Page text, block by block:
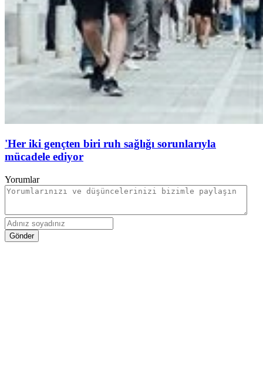
'Her iki gençten biri ruh sağlığı sorunlarıyla
mücadele ediyor
Yorumlar
Gönder